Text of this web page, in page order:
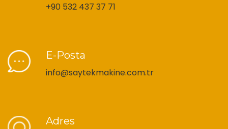
+90 532 437 37 71
E-Posta
info@saytekmakine.com.tr
Adres